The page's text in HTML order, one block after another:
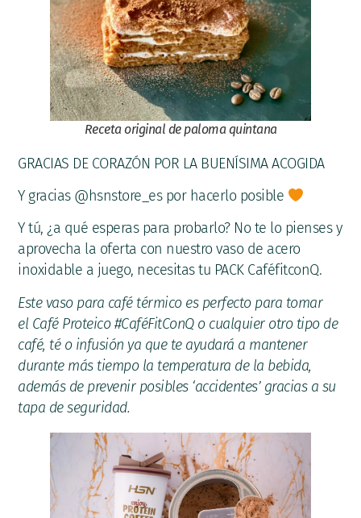
Receta original de paloma quintana
GRACIAS DE CORAZÓN POR LA BUENÍSIMA ACOGIDA
Y gracias @hsnstore_es por hacerlo posible
Y tú, ¿a qué esperas para probarlo? No te lo pienses y
aprovecha la oferta con nuestro vaso de acero
inoxidable a juego, necesitas tu PACK CaféfitconQ.
Este vaso para café térmico es perfecto para tomar
el Café Proteico #CaféFitConQ o cualquier otro tipo de
café, té o infusión ya que te ayudará a mantener
durante más tiempo la temperatura de la bebida,
además de prevenir posibles ‘accidentes’ gracias a su
tapa de seguridad.